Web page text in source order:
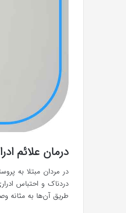
درمان علائم
در مردان مبتلا به
دردناک و احتباس
طریق آن‌ها به مثانه